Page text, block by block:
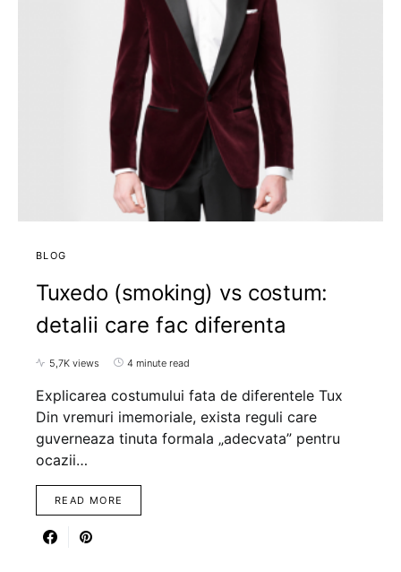
BLOG
Tuxedo (smoking) vs costum:
detalii care fac diferenta
5,7K views 4 minute read
Explicarea costumului fata de diferentele Tux
Din vremuri imemoriale, exista reguli care
guverneaza tinuta formala „adecvata” pentru
ocazii…
READ MORE